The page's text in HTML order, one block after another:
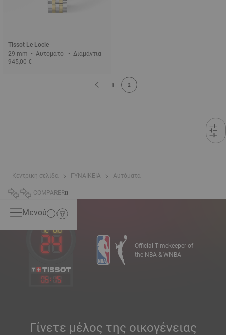
Tissot Le Locle
29 mm • Αυτόματο • Διαμάντια
945,00 €
1 2
Κεντρική σελίδα ΓΥΝΑΙΚΕΙΑ Αυτόματα
COMPARER0
Μενού
05: 15
Official Timekeeper of
the NBA & WNBA
Γίνετε μέλος της οικογένειας